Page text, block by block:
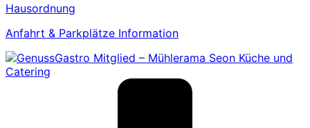
Hausordnung
Anfahrt & Parkplätze Information